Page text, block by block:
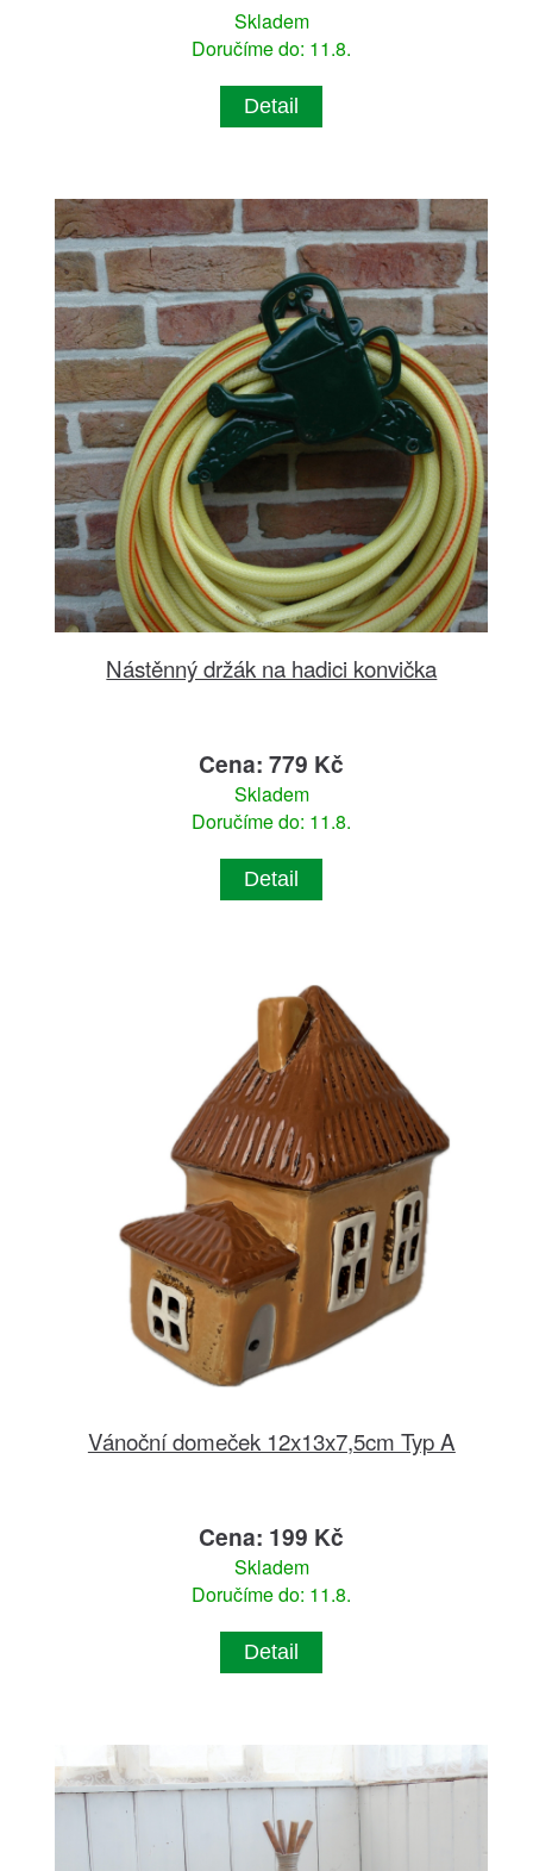
Skladem
Doručíme do: 11.8.
Detail
Nástěnný držák na hadici konvička
Cena: 779 Kč
Skladem
Doručíme do: 11.8.
Detail
Vánoční domeček 12x13x7,5cm Typ A
Cena: 199 Kč
Skladem
Doručíme do: 11.8.
Detail